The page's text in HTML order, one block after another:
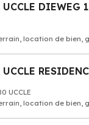
UCCLE DIEWEG
location de bien,
UCCLE
UCCLE
location de bien,